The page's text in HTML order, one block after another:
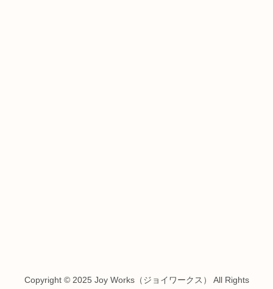
Copyright © 2025 Joy Works（ジョイワークス） All Rights